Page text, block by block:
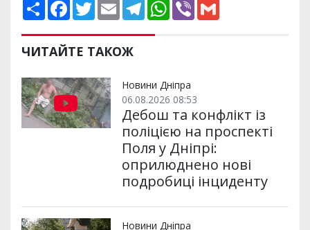
П
о
и
р
и
и
F
a
e
b
o
k
T
w
t
t
e
E
m
i
l
T
e
e
m
W
h
p
V
ЧИТАЙТЕ ТАКОЖ
Новини Дніпра
06.08.2026 08:53
Дебош та конфлікт із
поліцією на проспекті
Поля у Дніпрі:
оприлюднено нові
подробиці інциденту
Новини Дніпра